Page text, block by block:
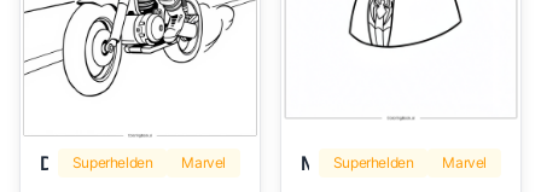
Superhelden Marvel Miles MoralesSuperhelden Marvel